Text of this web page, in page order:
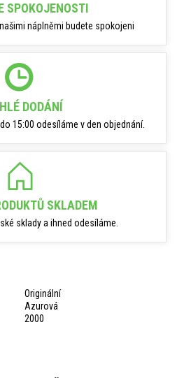
SPOKOJENOSTI
náplněmi budete spokojeni
DODÁNÍ
15:00 odesíláme v den objednání.
SKLADEM
sklady a ihned odesíláme.
Originální
Azurová
2000